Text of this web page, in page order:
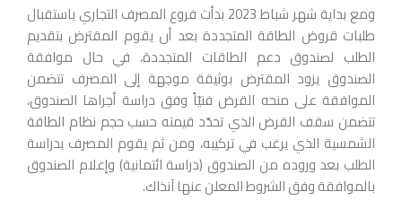
ومع بداية شهر شباط 2023 بدأت فروع المصرف التجاري باستقبال
طلبات قروض الطاقة المتجددة بعد أن يقوم المقترض بتقديم
الطلب لصندوق دعم الطاقات المتجددة، في حال موافقة
الصندوق يزود المقترض بوثيقة موجهة إلى المصرف تتضمن
الموافقة على منحه القرض فنيّاً وفق دراسة أجراها الصندوق،
تتضمن سقف القرض الذي تحدّد قيمته حسب حجم نظام الطاقة
الشمسية الذي يرغب في تركيبه، ومن ثم يقوم المصرف بدراسة
الطلب بعد وروده من الصندوق (دراسة ائتمانية) وإعلام الصندوق
بالموافقة وفق الشروط المعلن عنها آنذاك.